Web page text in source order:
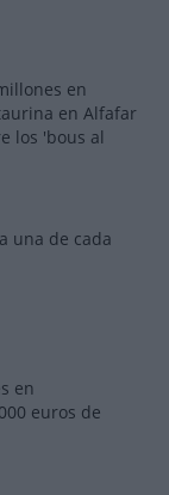
en
en Alfafar
los 'bous al
una de cada
en
euros de